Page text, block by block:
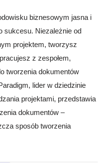
biznesowym jasna i
sukcesu. Niezależnie od
projektem, tworzysz
z zespołem,
tworzenia dokumentów
lider w dziedzinie
projektami, przedstawia
dokumentów –
sposób tworzenia